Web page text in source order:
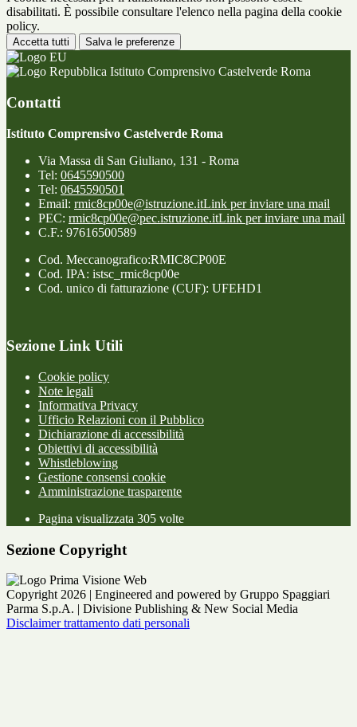
disabilitati. È possibile consultare l'elenco nella pagina della cookie
policy.
Accetta tutti Salva le preferenze
Istituto Comprensivo Castelverde Roma
Contatti
Istituto Comprensivo Castelverde Roma
Via Massa di San Giuliano, 131 - Roma
Tel: 0645590500
Tel: 0645590501
Email: rmic8cp00e@istruzione.itLink per inviare una mail
PEC: rmic8cp00e@pec.istruzione.itLink per inviare una mail
C.F.: 97616500589
Cod. Meccanografico:RMIC8CP00E
Cod. IPA: istsc_rmic8cp00e
Cod. unico di fatturazione (CUF): UFEHD1
Sezione Link Utili
Cookie policy
Note legali
Informativa Privacy
Ufficio Relazioni con il Pubblico
Dichiarazione di accessibilità
Obiettivi di accessibilità
Whistleblowing
Gestione consensi cookie
Amministrazione trasparente
Pagina visualizzata 305 volte
Sezione Copyright
Copyright 2026 | Engineered and powered by Gruppo Spaggiari
Parma S.p.A. | Divisione Publishing & New Social Media
Disclaimer trattamento dati personali